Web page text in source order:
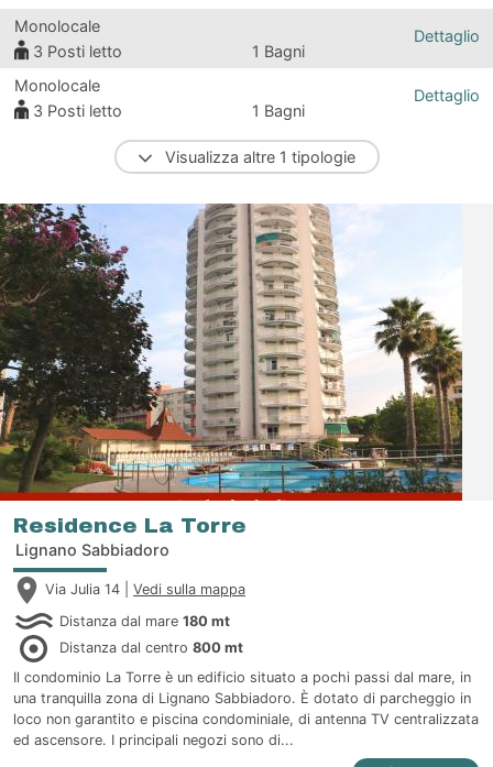
Monolocale
3 Posti letto 1 Bagni
Dettaglio
Monolocale
3 Posti letto 1 Bagni
Dettaglio
Visualizza altre 1 tipologie
Residence La Torre
Lignano Sabbiadoro
Via Julia 14 | Vedi sulla mappa
Distanza dal mare 180 mt
Distanza dal centro 800 mt
Il condominio La Torre è un edificio situato a pochi passi dal mare, in
una tranquilla zona di Lignano Sabbiadoro. È dotato di parcheggio in
loco non garantito e piscina condominiale, di antenna TV centralizzata
ed ascensore. I principali negozi sono di...